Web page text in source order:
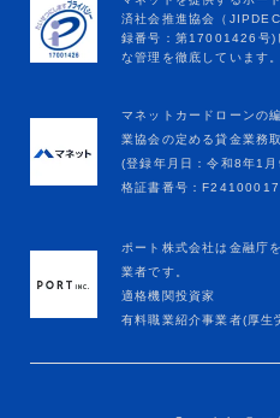
マネットカードローンの
業協会の定める貸金業務
(登録年月日：令和8年1
格証書番号：
ポート株式会社は金融庁
業者です。
適格機関投資家
有料職業紹介事業者(厚